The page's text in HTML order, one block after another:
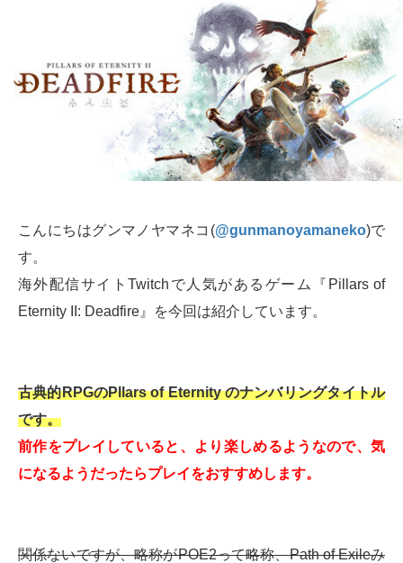
こんにちはグンマノヤマネコ(@gunmanoyamaneko)で
す。
海外配信サイトTwitchで人気があるゲーム『Pillars of
Eternity II: Deadfire』を今回は紹介しています。
古典的RPGのPllars of Eternity のナンバリングタイトル
です。
前作をプレイしていると、より楽しめるようなので、気
になるようだったらプレイをおすすめします。
関係ないですが、略称がPOE2って略称、Path of Exileみ